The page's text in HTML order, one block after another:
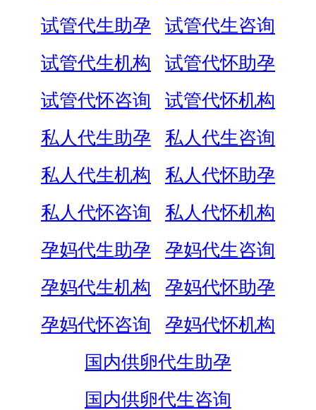
试管代生助孕
试管代生咨询
试管代生机构
试管代怀助孕
试管代怀咨询
试管代怀机构
私人代生助孕
私人代生咨询
私人代生机构
私人代怀助孕
私人代怀咨询
私人代怀机构
孕妈代生助孕
孕妈代生咨询
孕妈代生机构
孕妈代怀助孕
孕妈代怀咨询
孕妈代怀机构
国内供卵代生助孕
国内供卵代生咨询